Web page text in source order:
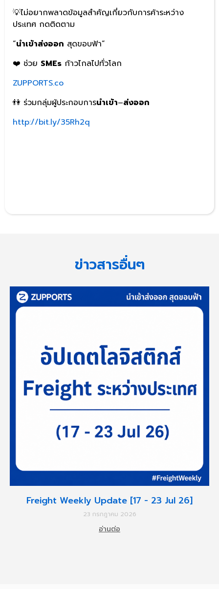
💡ไม่อยากพลาดข้อมูลสำคัญเกี่ยวกับการค้าระหว่าง
ประเทศ กดติดตาม
“นำเข้าส่งออก สุดขอบฟ้า”
❤️ ช่วย SMEs ก้าวไกลไปทั่วโลก
ZUPPORTS.co
👫 ร่วมกลุ่มผู้ประกอบการนำเข้า–ส่งออก
http://bit.ly/35Rh2q
ข่าวสารอื่นๆ
Freight Weekly Update [17 - 23 Jul 26]
23 กรกฎาคม 2026
อ่านต่อ